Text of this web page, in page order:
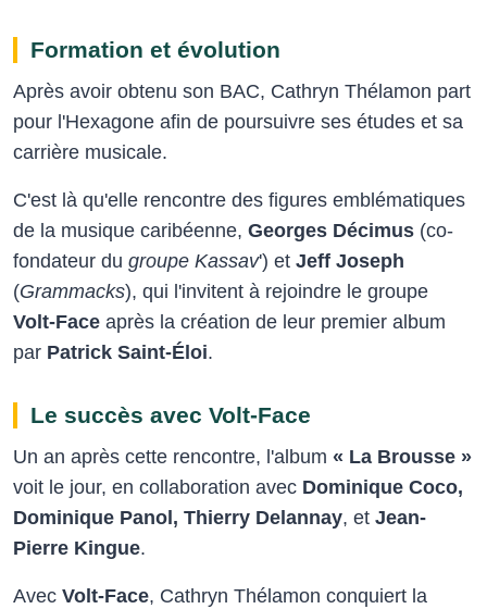
Formation et évolution
Après avoir obtenu son BAC, Cathryn Thélamon part
pour l'Hexagone afin de poursuivre ses études et sa
carrière musicale.
C'est là qu'elle rencontre des figures emblématiques
de la musique caribéenne, Georges Décimus (co-
fondateur du groupe Kassav') et Jeff Joseph
(Grammacks), qui l'invitent à rejoindre le groupe
Volt-Face après la création de leur premier album
par Patrick Saint-Éloi.
Le succès avec Volt-Face
Un an après cette rencontre, l'album « La Brousse »
voit le jour, en collaboration avec Dominique Coco,
Dominique Panol, Thierry Delannay, et Jean-
Pierre Kingue.
Avec Volt-Face, Cathryn Thélamon conquiert la